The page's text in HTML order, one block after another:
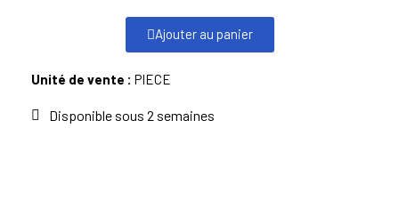
Ajouter au panier
Unité de vente : PIECE
Disponible sous 2 semaines